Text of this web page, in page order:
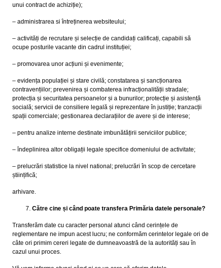
unui contract de achiziție);
– administrarea si întreținerea websiteului;
– activități de recrutare și selecție de candidați calificați, capabili să
ocupe posturile vacante din cadrul instituției;
– promovarea unor acțiuni și evenimente;
– evidența populației și stare civilă; constatarea și sancționarea
contravențiilor; prevenirea și combaterea infracționalității stradale;
protecția și securitatea persoanelor și a bunurilor; protecție și asistență
socială; servicii de consiliere legală și reprezentare în justiție; tranzacții
spații comerciale; gestionarea declarațiilor de avere și de interese;
– pentru analize interne destinate imbunătățirii serviciilor publice;
– îndeplinirea altor obligații legale specifice domeniului de activitate;
– prelucrări statistice la nivel national; prelucrări în scop de cercetare
științifică;
arhivare.
Către cine și când poate transfera Primăria datele personale?
Transferăm date cu caracter personal atunci când cerințele de
reglementare ne impun acest lucru; ne conformăm cerintelor legale ori de
câte ori primim cereri legate de dumneavoastră de la autorități sau în
cazul unui proces.